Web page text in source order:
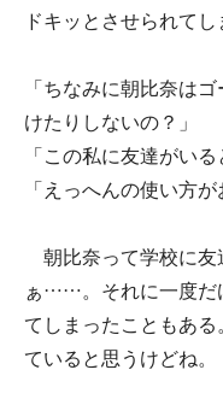
ドキッとさせられてし
「ちなみに朝比奈は
けたりしないの？」
「この私に友達がい
「えっへんの使い方が
朝比奈って学校に友
ぁ……。それに一度だ
てしまったこともあ
ていると思うけどね。